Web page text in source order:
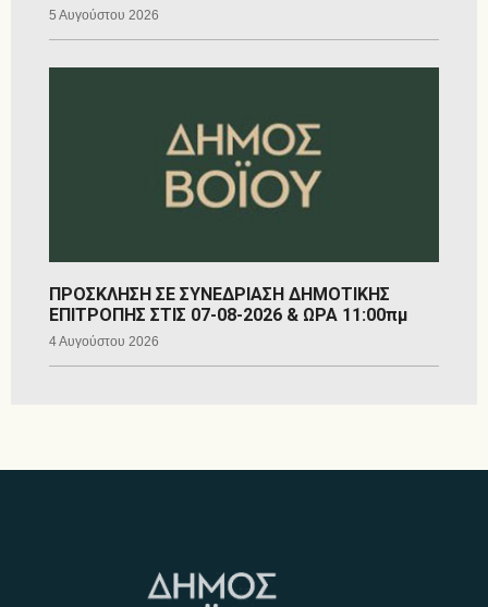
5 Αυγούστου 2026
ΠΡΟΣΚΛΗΣΗ ΣΕ ΣΥΝΕΔΡΙΑΣΗ ΔΗΜΟΤΙΚΗΣ
ΕΠΙΤΡΟΠΗΣ ΣΤΙΣ 07-08-2026 & ΩΡΑ 11:00πμ
4 Αυγούστου 2026